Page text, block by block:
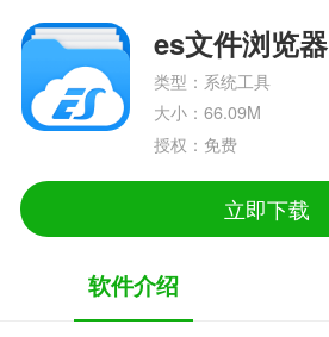
es文件浏览器
类型：系统工具
大小：66.09M
授权：免费
立即下载
软件介绍